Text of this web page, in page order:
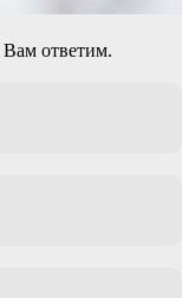
Вам ответим.